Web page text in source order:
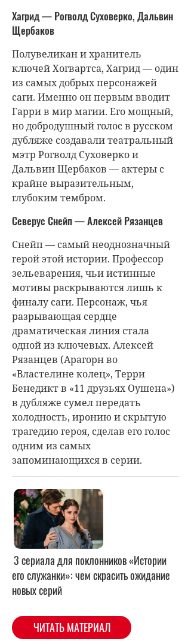
Хагрид — Рогволд Суховерко, Дальвин
Щербаков
Полувеликан и хранитель
ключей Хогвартса, Хагрид — один
из самых добрых персонажей
саги. Именно он первым вводит
Гарри в мир магии. Его мощный,
но добродушный голос в русском
дубляже создавали театральный
мэтр Рогволд Суховерко и
Дальвин Щербаков — актеры с
крайне выразительным,
глубоким тембром.
Северус Снейп — Алексей Рязанцев
Снейп — самый неоднозначный
герой этой истории. Профессор
зельеварения, чьи истинные
мотивы раскрываются лишь к
финалу саги. Персонаж, чья
разрывающая сердце
драматическая линия стала
одной из ключевых. Алексей
Рязанцев (Арагорн во
«Властелине колец», Терри
Бенедикт в «11 друзьях Оушена»)
в дубляже сумел передать
холодность, иронию и скрытую
трагедию героя, сделав его голос
одним из самых
запоминающихся в серии.